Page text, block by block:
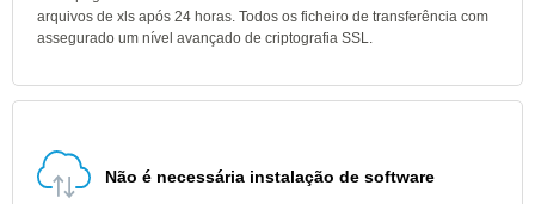
arquivos de xls após 24 horas. Todos os ficheiro de transferência com
assegurado um nível avançado de criptografia SSL.
Não é necessária instalação de software